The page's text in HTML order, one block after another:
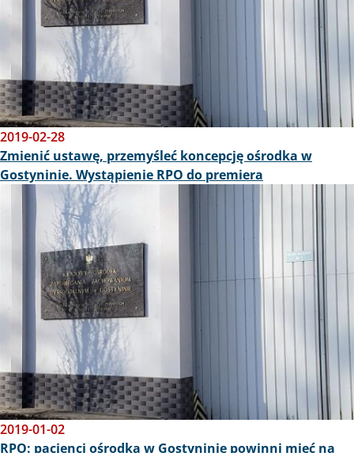
2019-02-28
Zmienić ustawę, przemyśleć koncepcję ośrodka w
Gostyninie. Wystąpienie RPO do premiera
Obraz
2019-01-02
RPO: pacjenci ośrodka w Gostyninie powinni mieć na